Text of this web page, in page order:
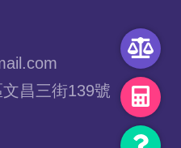
昌三街139號